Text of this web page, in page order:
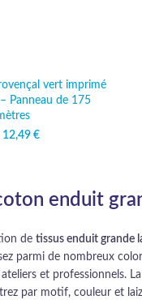
vert imprimé
Panneau de 175
Le prix initial était :
12,49 €
enduit
de tissus enduit grande
parmi de nombreux
et professionnels.
par motif, couleur et